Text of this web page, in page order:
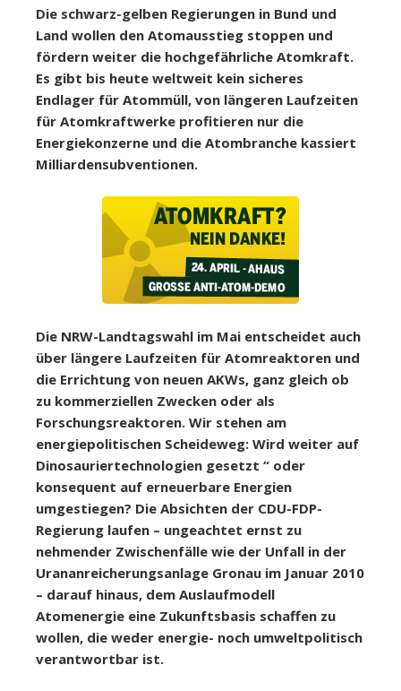
Die schwarz-gelben Regierungen in Bund und
Land wollen den Atomausstieg stoppen und
fördern weiter die hochgefährliche Atomkraft.
Es gibt bis heute weltweit kein sicheres
Endlager für Atommüll, von längeren Laufzeiten
für Atomkraftwerke profitieren nur die
Energiekonzerne und die Atombranche kassiert
Milliardensubventionen.
Die NRW-Landtagswahl im Mai entscheidet auch
über längere Laufzeiten für Atomreaktoren und
die Errichtung von neuen AKWs, ganz gleich ob
zu kommerziellen Zwecken oder als
Forschungsreaktoren. Wir stehen am
energiepolitischen Scheideweg: Wird weiter auf
Dinosauriertechnologien gesetzt “ oder
konsequent auf erneuerbare Energien
umgestiegen? Die Absichten der CDU-FDP-
Regierung laufen – ungeachtet ernst zu
nehmender Zwischenfälle wie der Unfall in der
Urananreicherungsanlage Gronau im Januar 2010
– darauf hinaus, dem Auslaufmodell
Atomenergie eine Zukunftsbasis schaffen zu
wollen, die weder energie- noch umweltpolitisch
verantwortbar ist.